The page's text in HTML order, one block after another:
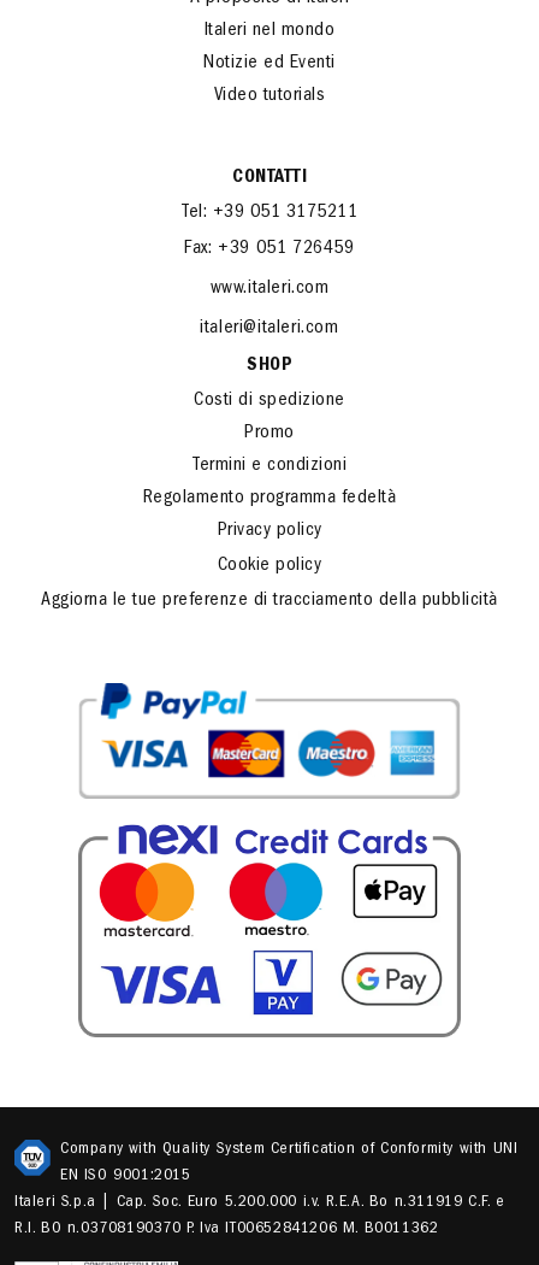
Italeri nel mondo
Notizie ed Eventi
Video tutorials
CONTATTI
Tel: +39 051 3175211
Fax: +39 051 726459
www.italeri.com
italeri@italeri.com
SHOP
Costi di spedizione
Promo
Termini e condizioni
Regolamento programma fedeltà
Privacy policy
Cookie policy
Aggiorna le tue preferenze di tracciamento della pubblicità
Company with Quality System Certification of Conformity with UNI
EN ISO 9001:2015
Italeri S.p.a | Cap. Soc. Euro 5.200.000 i.v. R.E.A. Bo n.311919 C.F. e
R.I. BO n.03708190370 P. Iva IT00652841206 M. B0011362